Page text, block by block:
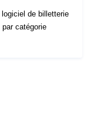
de billetterie
catégorie